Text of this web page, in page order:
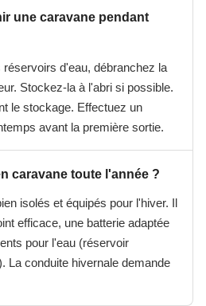
une caravane pendant
d'eau, débranchez la
Stockez-la à l'abri si possible.
le stockage. Effectuez un
avant la première sortie.
caravane toute l'année ?
isolés et équipés pour l'hiver. Il
efficace, une batterie adaptée
pour l'eau (réservoir
La conduite hivernale demande